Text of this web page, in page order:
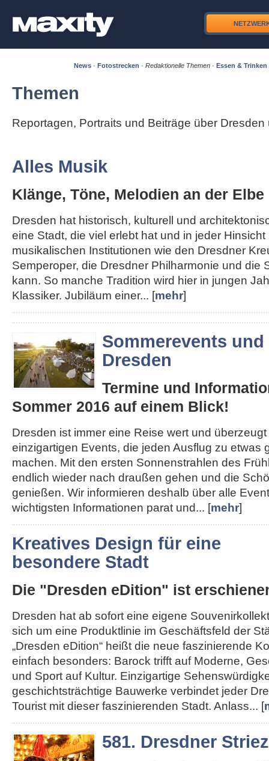
News · Fotostrecken · Redaktionelle Themen · Essen & Trinken
Themen
Reportagen, Portraits und Beiträge über
Alles Musik
Klänge, Töne, Melodien an der Elbe
Dresden hat historisch, kulturell und
eine Stadt, die viel erlebt hat und in jeder
musikalischen Institutionen wie den Dresdner
Semperoper, die Dresdner Philharmonie und die
kann. So manche Tradition wird hier in jungen
Klassiker. Jubiläum einer... [mehr]
Sommerevents
Dresden
Termine und
Sommer 2016 auf einem Blick!
Dresden ist immer eine Reise wert und
einzigartigen Events, die jeden Ausflug zu etwas
machen. Mit den ersten Sonnenstrahlen des
endlich wieder nach draußen gehen und die
genießen. Wir informieren deshalb über alle
wichtigsten Informationen parat und... [mehr]
Kreatives Design für eine
besondere Stadt
Die "Dresden eDition" ist
Dresden hat ab sofort eine eigene
sich um eine Produktlinie im Geschäftsfeld der
„Dresden eDition“ heißt die neue faszinierende
einfach besonders: Barock trifft auf Moderne,
und Sport auf Kultur. Einzigartige
geschichtsträchtige Bauwerke verbindet jeder
Tourist mit dieser faszinierenden Stadt. Anlass... [
581. Dresdner